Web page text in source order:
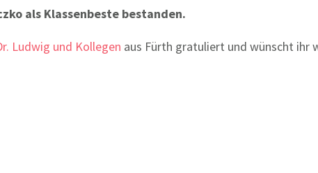
als Klassenbeste bestanden.
Ludwig und Kollegen aus Fürth gratuliert und wünscht ihr